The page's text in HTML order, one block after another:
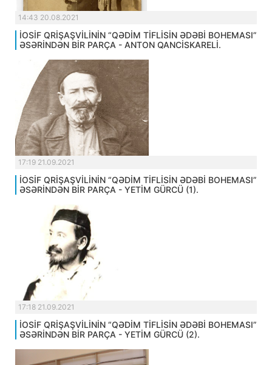
14:43 20.08.2021
İOSİF QRİŞAŞVİLİNİN “QƏDİM TİFLİSİN ƏDƏBİ BOHEMASI”
ƏSƏRİNDƏN BİR PARÇA - ANTON QANCİSKARELİ.
17:19 21.09.2021
İOSİF QRİŞAŞVİLİNİN “QƏDİM TİFLİSİN ƏDƏBİ BOHEMASI”
ƏSƏRİNDƏN BİR PARÇA - YETİM GÜRCÜ (1).
17:18 21.09.2021
İOSİF QRİŞAŞVİLİNİN “QƏDİM TİFLİSİN ƏDƏBİ BOHEMASI”
ƏSƏRİNDƏN BİR PARÇA - YETİM GÜRCÜ (2).